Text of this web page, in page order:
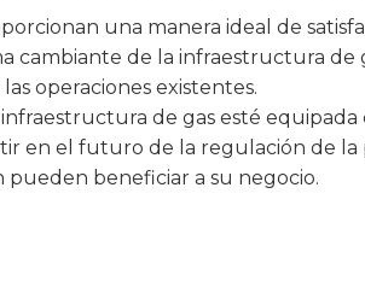
una manera ideal de
cambiante de la infraestructura
operaciones existentes.
de gas esté
en el futuro de la regulación de la
beneficiar a su negocio.